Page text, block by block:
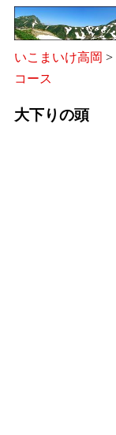
いこまいけ高岡 >
コース
大下りの頭